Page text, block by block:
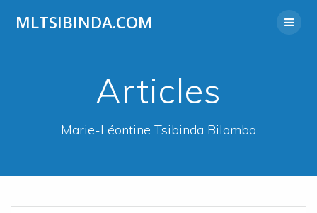
MLTSIBINDA.COM
Articles
Marie-Léontine Tsibinda Bilombo